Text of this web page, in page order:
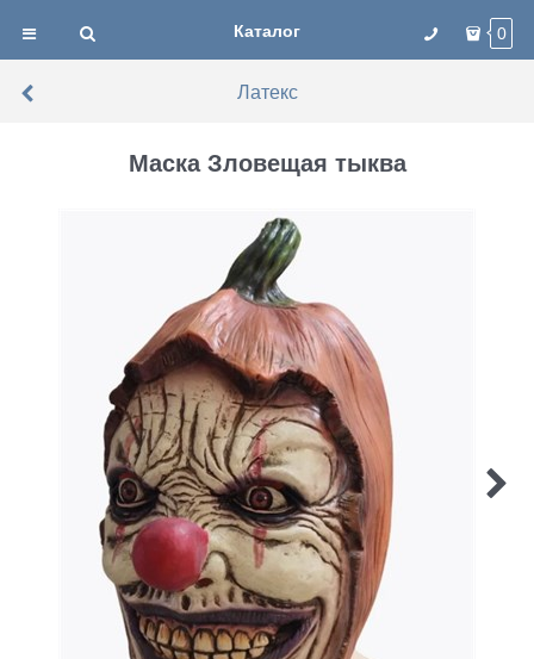
Каталог 0
Латекс
Маска Зловещая тыква